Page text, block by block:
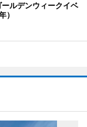
ルデンウィークイベ
）